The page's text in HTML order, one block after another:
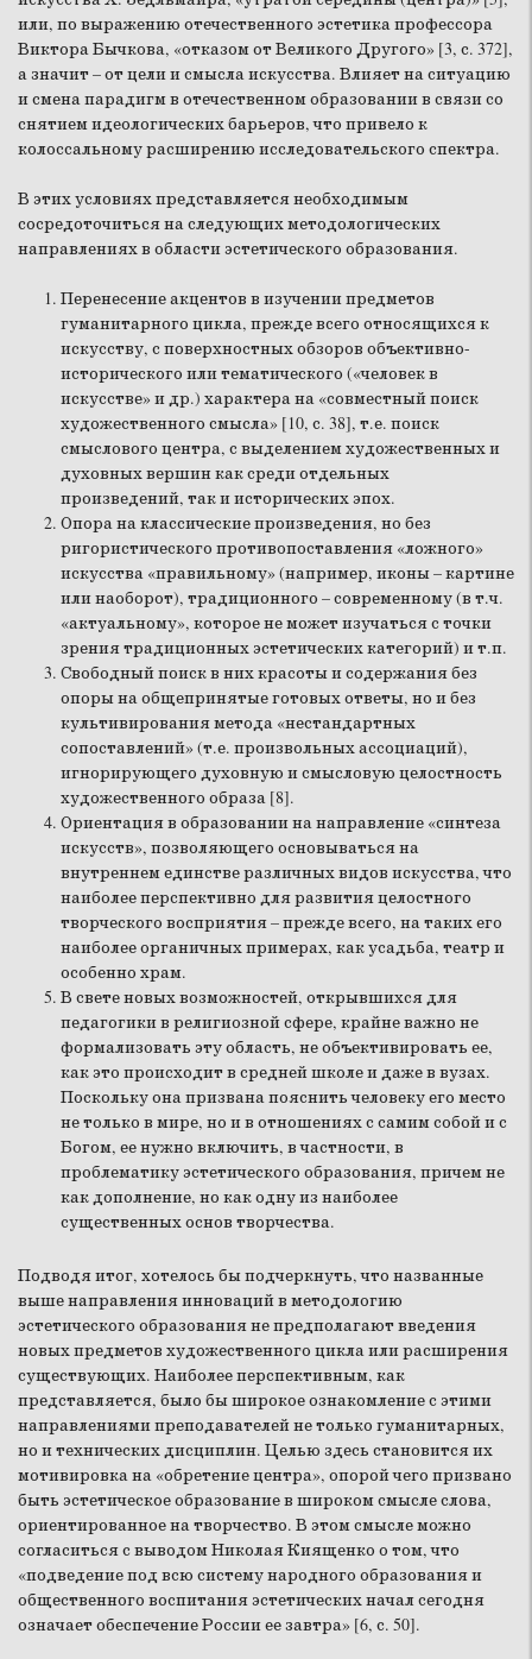
или, по выражению отечественного эстетика профессора
Виктора Бычкова, «отказом от Великого Другого» [3, с. 372],
а значит – от цели и смысла искусства. Влияет на ситуацию
и смена парадигм в отечественном образовании в связи со
снятием идеологических барьеров, что привело к
колоссальному расширению исследовательского спектра.
В этих условиях представляется необходимым
сосредоточиться на следующих методологических
направлениях в области эстетического образования.
Перенесение акцентов в изучении предметов
гуманитарного цикла, прежде всего относящихся к
искусству, с поверхностных обзоров объективно-
исторического или тематического («человек в
искусстве» и др.) характера на «совместный поиск
художественного смысла» [10, с. 38], т.е. поиск
смыслового центра, с выделением художественных и
духовных вершин как среди отдельных
произведений, так и исторических эпох.
Опора на классические произведения, но без
ригористического противопоставления «ложного»
искусства «правильному» (например, иконы – картине
или наоборот), традиционного – современному (в т.ч.
«актуальному», которое не может изучаться с точки
зрения традиционных эстетических категорий) и т.п.
Свободный поиск в них красоты и содержания без
опоры на общепринятые готовых ответы, но и без
культивирования метода «нестандартных
сопоставлений» (т.е. произвольных ассоциаций),
игнорирующего духовную и смысловую целостность
художественного образа [8].
Ориентация в образовании на направление «синтеза
искусств», позволяющего основываться на
внутреннем единстве различных видов искусства, что
наиболее перспективно для развития целостного
творческого восприятия – прежде всего, на таких его
наиболее органичных примерах, как усадьба, театр и
особенно храм.
В свете новых возможностей, открывшихся для
педагогики в религиозной сфере, крайне важно не
формализовать эту область, не объективировать ее,
как это происходит в средней школе и даже в вузах.
Поскольку она призвана пояснить человеку его место
не только в мире, но и в отношениях с самим собой и с
Богом, ее нужно включить, в частности, в
проблематику эстетического образования, причем не
как дополнение, но как одну из наиболее
существенных основ творчества.
Подводя итог, хотелось бы подчеркнуть, что названные
выше направления инноваций в методологию
эстетического образования не предполагают введения
новых предметов художественного цикла или расширения
существующих. Наиболее перспективным, как
представляется, было бы широкое ознакомление с этими
направлениями преподавателей не только гуманитарных,
но и технических дисциплин. Целью здесь становится их
мотивировка на «обретение центра», опорой чего призвано
быть эстетическое образование в широком смысле слова,
ориентированное на творчество. В этом смысле можно
согласиться с выводом Николая Киященко о том, что
«подведение под всю систему народного образования и
общественного воспитания эстетических начал сегодня
означает обеспечение России ее завтра» [6, с. 50].